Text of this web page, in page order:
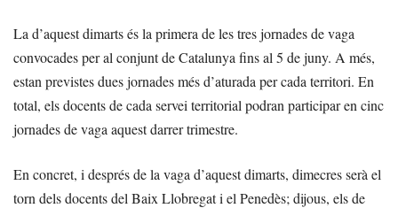
La d’aquest dimarts és la primera de les tres jornades de vaga
convocades per al conjunt de Catalunya fins al 5 de juny. A més,
estan previstes dues jornades més d’aturada per cada territori. En
total, els docents de cada servei territorial podran participar en cinc
jornades de vaga aquest darrer trimestre.
En concret, i després de la vaga d’aquest dimarts, dimecres serà el
torn dels docents del Baix Llobregat i el Penedès; dijous, els de